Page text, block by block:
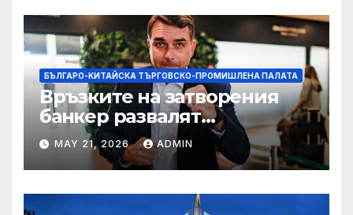
БЪЛГАРО-КИТАЙСКА ТЪРГОВСКО-ПРОМИШЛЕНА ПАЛАТА
Връзките на затворения
банкер развалят
надеждите на Флавио
Болсонаро за президент на
Бразилия
MAY 21, 2026 ADMIN